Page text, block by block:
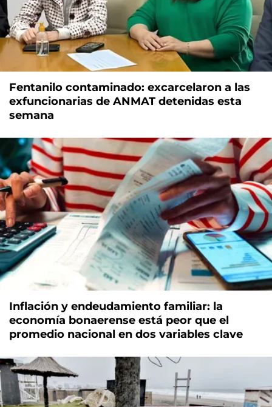
Fentanilo contaminado: excarcelaron a las
exfuncionarias de ANMAT detenidas esta
semana
Inflación y endeudamiento familiar: la
economía bonaerense está peor que el
promedio nacional en dos variables clave